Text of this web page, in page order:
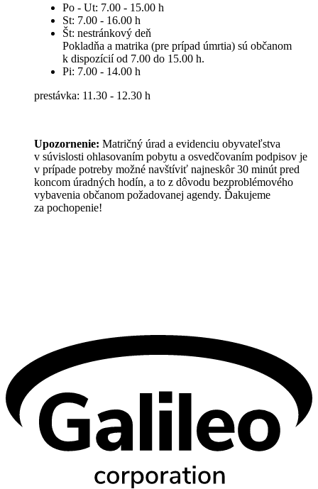
Po - Ut: 7.00 - 15.00 h
St: 7.00 - 16.00 h
Št: nestránkový deň
Pokladňa a matrika (pre prípad úmrtia) sú občanom
k dispozícií od 7.00 do 15.00 h.
Pi: 7.00 - 14.00 h
prestávka: 11.30 - 12.30 h
Upozornenie: Matričný úrad a evidenciu obyvateľstva
v súvislosti ohlasovaním pobytu a osvedčovaním podpisov je
v prípade potreby možné navštíviť najneskôr 30 minút pred
koncom úradných hodín, a to z dôvodu bezproblémového
vybavenia občanom požadovanej agendy. Ďakujeme
za pochopenie!